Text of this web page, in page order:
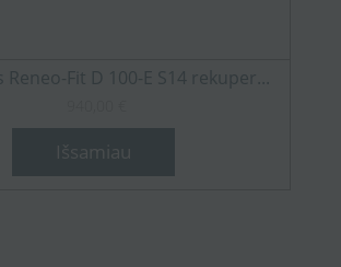
Fit D 100-E S14 rekuper...
Išsamiau